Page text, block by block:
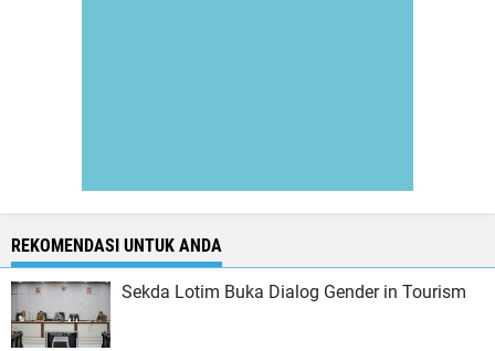
REKOMENDASI UNTUK ANDA
Sekda Lotim Buka Dialog Gender in Tourism